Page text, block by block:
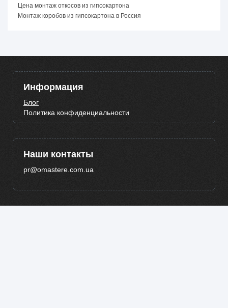
Цена монтаж откосов из гипсокартона
Монтаж коробов из гипсокартона в Россия
Информация
Блог
Политика конфиденциальности
Наши контакты
pr@omastere.com.ua